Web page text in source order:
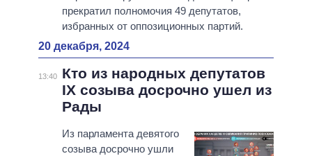
прекратил полномочия 49 депутатов,
избранных от оппозиционных партий.
20 декабря, 2024
13:40
Кто из народных депутатов
IX созыва досрочно ушел из
Рады
Из парламента девятого
созыва досрочно ушли